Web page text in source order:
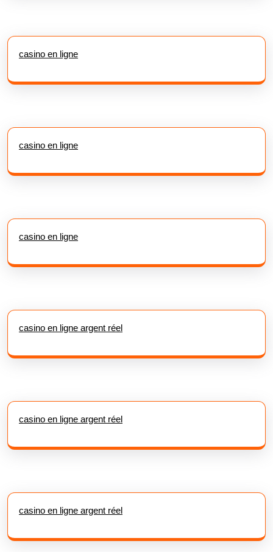
casino en ligne
casino en ligne
casino en ligne
casino en ligne argent réel
casino en ligne argent réel
casino en ligne argent réel